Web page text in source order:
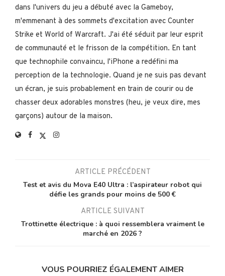
dans l'univers du jeu a débuté avec la Gameboy,
m'emmenant à des sommets d'excitation avec Counter
Strike et World of Warcraft. J'ai été séduit par leur esprit
de communauté et le frisson de la compétition. En tant
que technophile convaincu, l'iPhone a redéfini ma
perception de la technologie. Quand je ne suis pas devant
un écran, je suis probablement en train de courir ou de
chasser deux adorables monstres (heu, je veux dire, mes
garçons) autour de la maison.
ARTICLE PRÉCÉDENT
Test et avis du Mova E40 Ultra : l’aspirateur robot qui
défie les grands pour moins de 500 €
ARTICLE SUIVANT
Trottinette électrique : à quoi ressemblera vraiment le
marché en 2026 ?
VOUS POURRIEZ ÉGALEMENT AIMER